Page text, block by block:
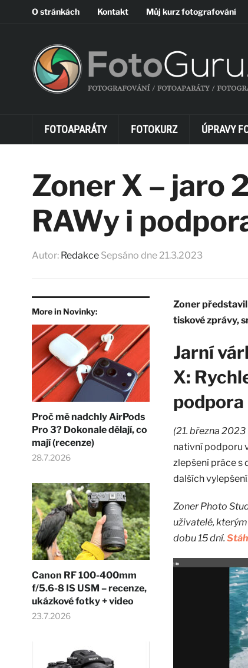
O stránkách Kontakt Můj kurz fotografování
FOTOAPARÁTY FOTOKURZ ÚPRAVY
Zoner X – jaro
RAWy i
Autor: Redakce Sepsáno dne 21.3.2023
More in Novinky:
Proč mě nadchly AirPods
Pro 3? Dokonale dělají, co
mají (recenze)
28.7.2026
Canon RF 100-400mm
f/5.6-8 IS USM – recenze,
ukázkové fotky + video
23.7.2026
Zoner
tiskové zprávy,
Jarní
X:
(21. března 2023
nativní podporu
zlepšení práce s
dalších
Zoner Photo
uživatelé,
dobu 15 dní.